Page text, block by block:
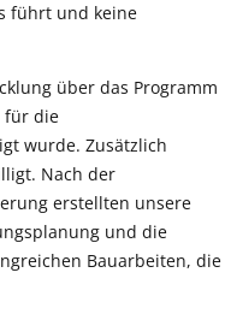
führt und keine
über das Programm
für die
wurde. Zusätzlich
Nach der
erstellten unsere
und die
Bauarbeiten, die